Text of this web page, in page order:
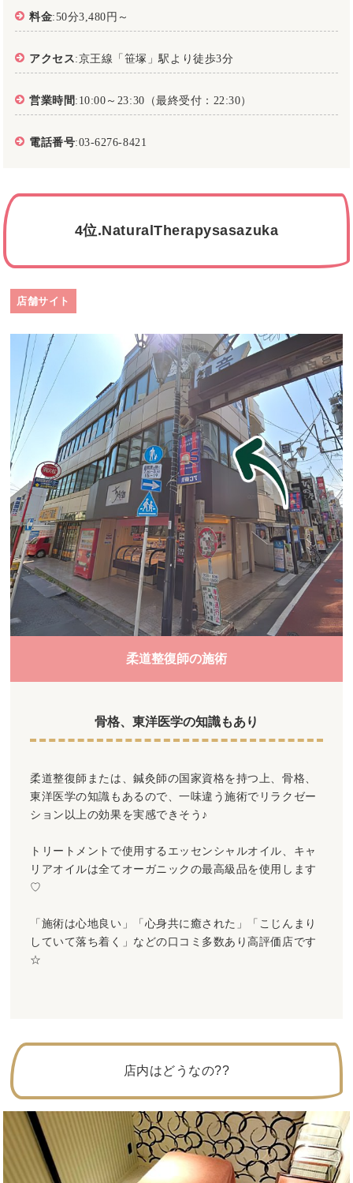
料金:50分3,480円～
アクセス :京王線「笹塚」駅より徒歩3分
営業時間:10:00～23:30（最終受付：22:30）
電話番号:03-6276-8421
4位.NaturalTherapysasazuka
店舗サイト
柔道整復師の施術
骨格、東洋医学の知識もあり
柔道整復師または、鍼灸師の国家資格を持つ上、骨格、
東洋医学の知識もあるので、一味違う施術でリラクゼー
ション以上の効果を実感できそう♪
トリートメントで使用するエッセンシャルオイル、キャ
リアオイルは全てオーガニックの最高級品を使用します
♡
「施術は心地良い」「心身共に癒された」「こじんまり
していて落ち着く」などの口コミ多数あり高評価店です
☆
店内はどうなの??